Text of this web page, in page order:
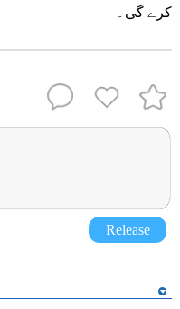
کرے گی۔
Release